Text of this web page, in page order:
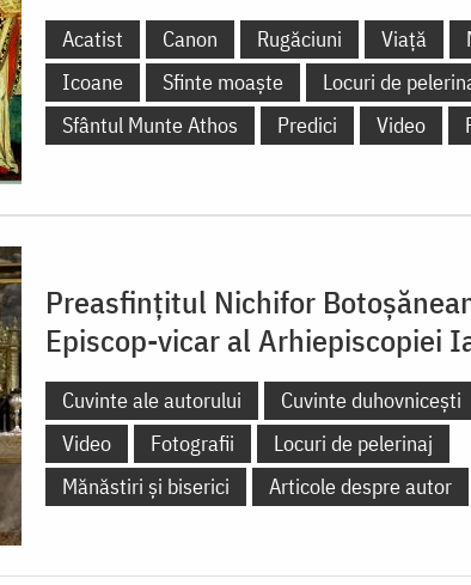
Acatist Canon Rugăciuni Viață
Icoane
Sfinte moaște
Locuri de
Sfântul Munte Athos
Predici Video
Preasfințitul Nichifor
Episcop-vicar al Arhiepiscopiei
Cuvinte ale autorului Cuvinte duhovnicești
Video
Fotografii
Locuri de pelerinaj
Mănăstiri și biserici
Articole despre autor